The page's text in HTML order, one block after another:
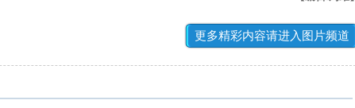
更多精彩内容请进入图片频道